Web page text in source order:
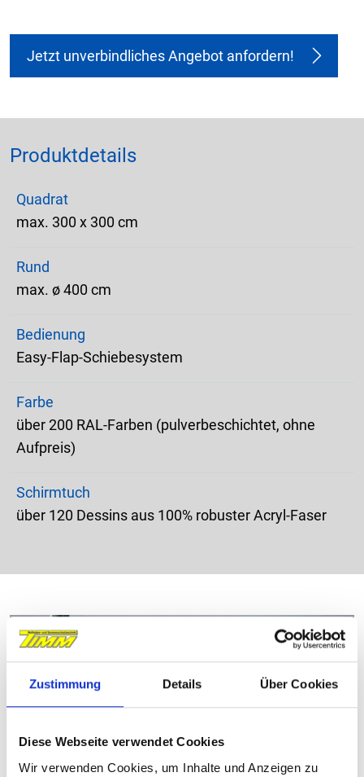
Zustimmung Details Über Cookies
Diese Webseite verwendet Cookies
Wir verwenden Cookies, um Inhalte und Anzeigen zu
Jetzt unverbindliches Angebot anfordern!
Produktdetails
Quadrat
max. 300 x 300 cm
Rund
max. ø 400 cm
Bedienung
Easy-Flap-Schiebesystem
Farbe
über 200 RAL-Farben (pulverbeschichtet, ohne
Aufpreis)
Schirmtuch
über 120 Dessins aus 100% robuster Acryl-Faser